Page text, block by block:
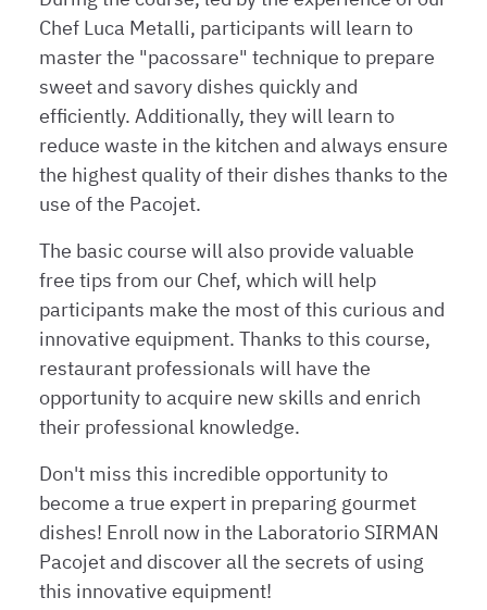
Chef Luca Metalli, participants will learn to
master the "pacossare" technique to prepare
sweet and savory dishes quickly and
efficiently. Additionally, they will learn to
reduce waste in the kitchen and always ensure
the highest quality of their dishes thanks to the
use of the Pacojet.
The basic course will also provide valuable
free tips from our Chef, which will help
participants make the most of this curious and
innovative equipment. Thanks to this course,
restaurant professionals will have the
opportunity to acquire new skills and enrich
their professional knowledge.
Don't miss this incredible opportunity to
become a true expert in preparing gourmet
dishes! Enroll now in the Laboratorio SIRMAN
Pacojet and discover all the secrets of using
this innovative equipment!